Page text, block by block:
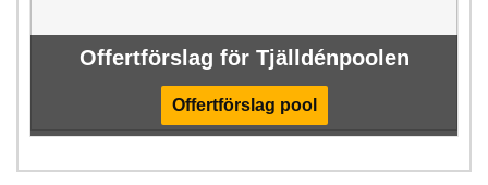
Offertförslag för Tjälldénpoolen
Offertförslag pool